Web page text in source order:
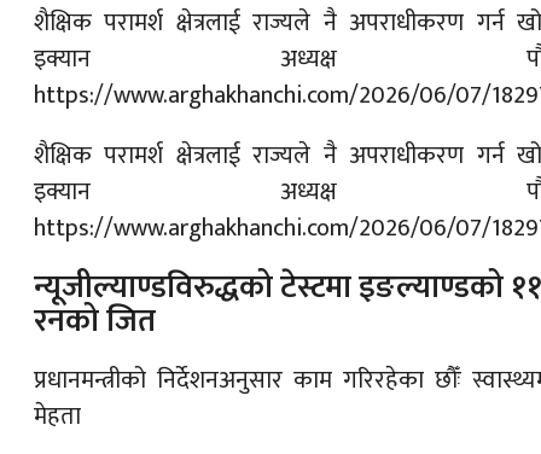
शैक्षिक परामर्श क्षेत्रलाई राज्यले नै अपराधीकरण गर्न
इक्यान अध्यक्ष
https://www.arghakhanchi.com/2026/06/07/
शैक्षिक परामर्श क्षेत्रलाई राज्यले नै अपराधीकरण गर्न
इक्यान अध्यक्ष
https://www.arghakhanchi.com/2026/06/07/
न्यूजील्याण्डविरुद्धको टेस्टमा इङल्याण्डको
रनको जित
प्रधानमन्त्रीको निर्देशनअनुसार काम गरिरहेका छौँः
मेहता